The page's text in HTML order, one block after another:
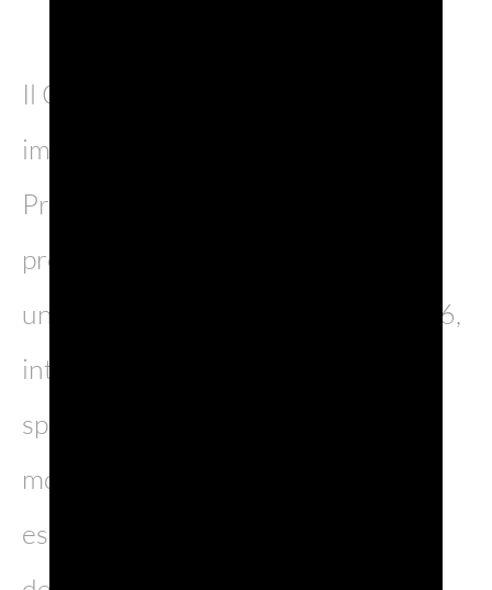
Il Consorzio ha rinnovato il proprio
impegno per la promozione del
Prosecco DOC, rafforzando la
presenza della denominazione con
uno stand all’interno del padiglione 6,
interamente dedicato all’Italia. Lo
spazio espositivo si estende su 152
mq e ha accolto 12 aziende co-
espositrici, raddoppiando il numero